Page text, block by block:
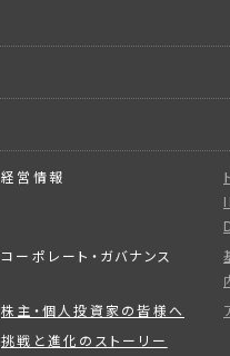
経営情報
コーポレート・ガバナンス
株主・個人投資家の皆様へ
挑戦と進化のストーリー